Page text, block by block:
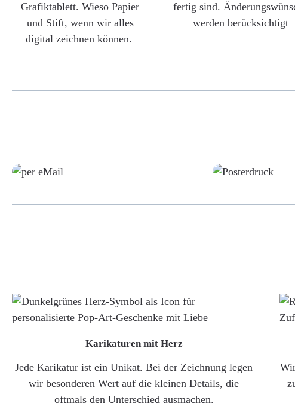
Grafiktablett. Wieso Papier
und Stift, wenn wir alles
digital zeichnen können.
fertig sind.
werden berücksichtigt
Karikaturen mit Herz
Jede Karikatur ist ein Unikat. Bei der Zeichnung legen
wir besonderen Wert auf die kleinen Details, die
oftmals den Unterschied ausmachen.